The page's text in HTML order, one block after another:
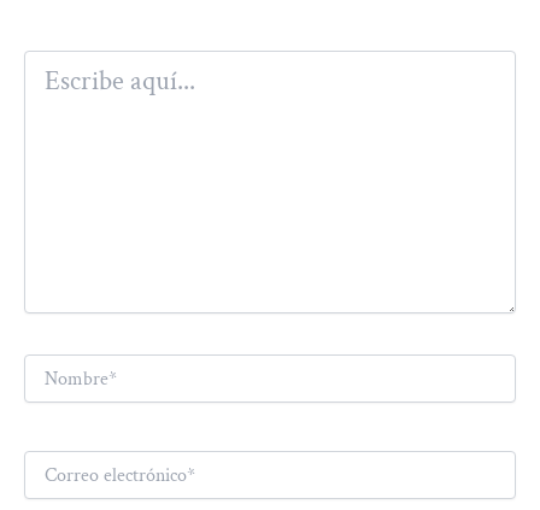
Escribe
aquí...
Nombre*
Correo
electrónico*